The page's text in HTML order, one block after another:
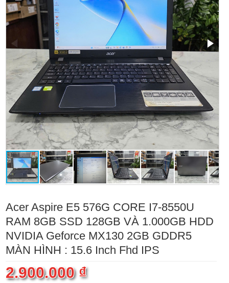
Acer Aspire E5 576G CORE I7-8550U
RAM 8GB SSD 128GB VÀ 1.000GB HDD
NVIDIA Geforce MX130 2GB GDDR5
MÀN HÌNH : 15.6 Inch Fhd IPS
2.900.000 ₫